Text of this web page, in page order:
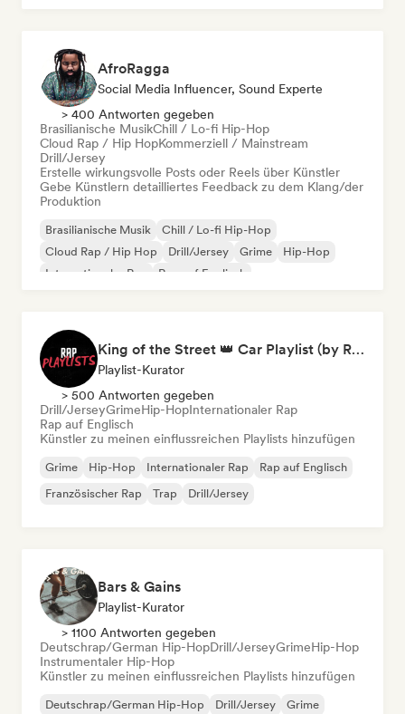
AfroRagga
Social Media Influencer, Sound Experte
> 400 Antworten gegeben
Brasilianische MusikChill / Lo-fi Hip-Hop
Cloud Rap / Hip HopKommerziell / Mainstream
Drill/Jersey
Erstelle wirkungsvolle Posts oder Reels über Künstler
Gebe Künstlern detailliertes Feedback zu dem Klang/der
Produktion
Brasilianische Musik
Chill / Lo-fi Hip-Hop
Cloud Rap / Hip Hop
Drill/Jersey Grime
Hip-Hop
Internationaler Rap
Rap auf Englisch
King of the Street 👑 Car Playlist (by Rap Playlists)
Playlist-Kurator
> 500 Antworten gegeben
Drill/JerseyGrimeHip-HopInternationaler Rap
Rap auf Englisch
Künstler zu meinen einflussreichen Playlists hinzufügen
Grime Hip-Hop Internationaler Rap
Rap auf Englisch
Französischer Rap
Trap Drill/Jersey
Bars & Gains
Playlist-Kurator
> 1100 Antworten gegeben
Deutschrap/German Hip-HopDrill/JerseyGrimeHip-Hop
Instrumentaler Hip-Hop
Künstler zu meinen einflussreichen Playlists hinzufügen
Deutschrap/German Hip-Hop Drill/Jersey Grime